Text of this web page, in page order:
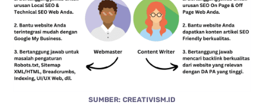
SUMBER: CREATIVISM.ID